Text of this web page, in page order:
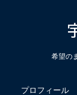
希望の
プロフィール